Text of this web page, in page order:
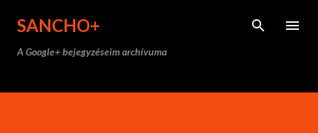
SANCHO+
A Google+ bejegyzéseim archívuma